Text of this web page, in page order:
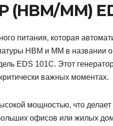
(НВМ/ММ)
питания, которая
НВМ и ММ в названии
EDS 101C. Этот
важных моментах.
мощностью, что
офисов или жилых